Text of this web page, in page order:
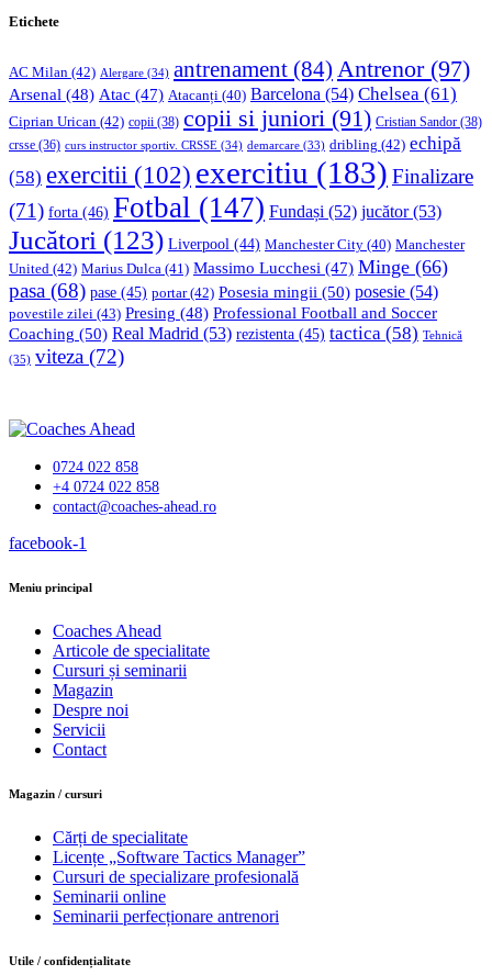
Etichete
AC Milan (42) Alergare (34) antrenament (84) Antrenor(97)
Arsenal (48) Atac (47) Atacanți (40) Barcelona (54) Chelsea (61)
Ciprian Urican (42) copii (38) copii si juniori (91) Cristian Sandor (38)
crsse (36) curs instructor sportiv. CRSSE (34) demarcare (33) dribling (42) echipă
(58) exercitii (102) exercitiu (183) Finalizare
(71) forta (46) Fotbal (147) Fundași (52) jucător(53)
Jucători (123) Liverpool (44) Manchester City (40) Manchester
United (42) Marius Dulca (41) Massimo Lucchesi (47) Minge (66)
pasa (68) pase (45) portar(42) Posesia mingii (50) posesie (54)
povestile zilei (43) Presing (48) Professional Football and Soccer
Coaching (50) Real Madrid (53) rezistenta (45) tactica (58) Tehnică
(35) viteza (72)
0724 022 858
+4 0724 022 858
contact@coaches-ahead.ro
facebook-1
Meniu principal
Coaches Ahead
Articole de specialitate
Cursuri și seminarii
Magazin
Despre noi
Servicii
Contact
Magazin / cursuri
Cărți de specialitate
Licențe „Software Tactics Manager”
Cursuri de specializare profesională
Seminarii online
Seminarii perfecționare antrenori
Utile / confidențialitate